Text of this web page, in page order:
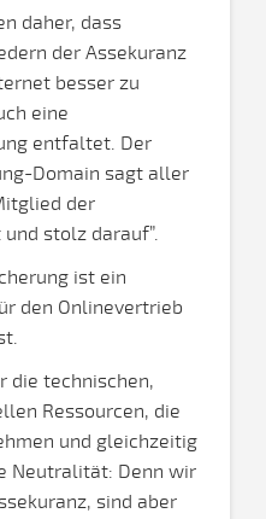
daher, dass
der Assekuranz
besser zu
eine
entfaltet. Der
Domain sagt aller
der
stolz darauf”.
ist ein
den Onlinevertrieb
die technischen,
Ressourcen, die
und gleichzeitig
Neutralität: Denn wir
sind aber